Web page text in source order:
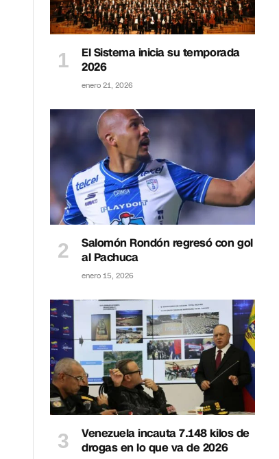
El Sistema inicia su temporada
2026
enero 21, 2026
Salomón Rondón regresó con gol
al Pachuca
enero 15, 2026
Venezuela incauta 7.148 kilos de
drogas en lo que va de 2026